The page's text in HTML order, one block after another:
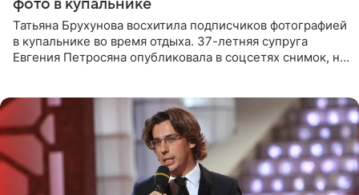
фото в купальнике
Татьяна Брухунова восхитила подписчиков фотографией
в купальнике во время отдыха. 37-летняя супруга
Евгения Петросяна опубликовала в соцсетях снимок, на